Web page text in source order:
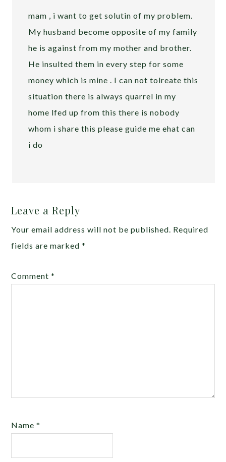
mam , i want to get solutin of my problem.
My husband become opposite of my family
he is against from my mother and brother.
He insulted them in every step for some
money which is mine . I can not tolreate this
situation there is always quarrel in my
home lfed up from this there is nobody
whom i share this please guide me ehat can
i do
Leave a Reply
Your email address will not be published. Required
fields are marked*
Comment*
Name*